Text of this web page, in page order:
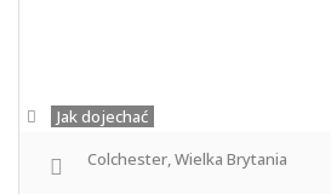
Jak dojechać
Colchester, Wielka Brytania